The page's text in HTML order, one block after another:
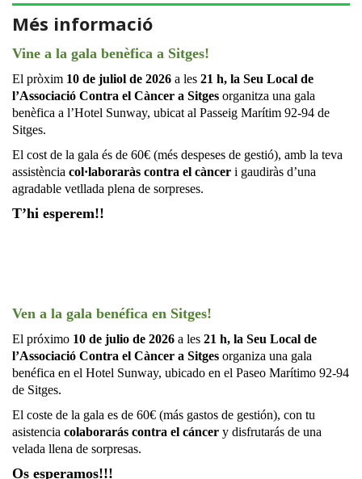
Més informació
Vine a la gala benèfica a Sitges!
El pròxim 10 de juliol de 2026 a les 21 h, la Seu Local de
l’Associació Contra el Càncer a Sitges organitza una gala
benèfica a l’Hotel Sunway, ubicat al Passeig Marítim 92-94 de
Sitges.
El cost de la gala és de 60€ (més despeses de gestió), amb la teva
assistència col·laboraràs contra el càncer i gaudiràs d’una
agradable vetllada plena de sorpreses.
T’hi esperem!!
Ven a la gala benéfica en Sitges!
El próximo 10 de julio de 2026 a les 21 h, la Seu Local de
l’Associació Contra el Càncer a Sitges organiza una gala
benéfica en el Hotel Sunway, ubicado en el Paseo Marítimo 92-94
de Sitges.
El coste de la gala es de 60€ (más gastos de gestión), con tu
asistencia colaborarás contra el cáncer y disfrutarás de una
velada llena de sorpresas.
Os esperamos!!!